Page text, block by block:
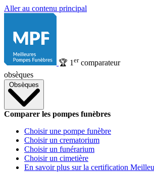
Aller au contenu principal
🏆 1 ercomparateur
obsèques
Obsèques
Comparer les pompes funèbres
Choisir une pompe funèbre
Choisir un crematorium
Choisir un funérarium
Choisir un cimetière
En savoir plus sur la certification